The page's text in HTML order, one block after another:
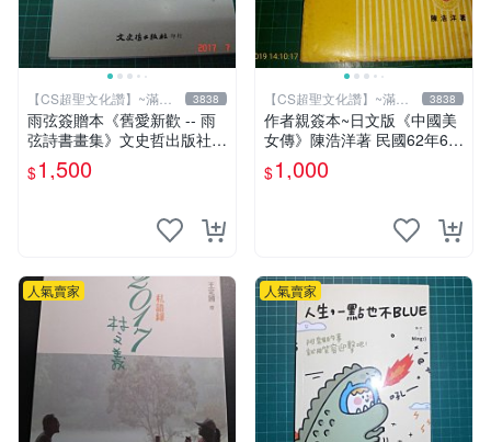
【CS超聖文化讚】~滿千
元送運
3838
雨弦簽贈本《舊愛新歡 -- 雨
弦詩書畫集》文史哲出版社
印 民國85年初版 9成新 【CS
超聖文化讚】
$1,500
【CS超聖文化讚】~滿千
元送運
3838
作者親簽本~日文版《中國美
女傳》陳浩洋著 民國62年6月
出版 【CS超聖文化讚】
$1,000
人氣賣家 人氣賣家